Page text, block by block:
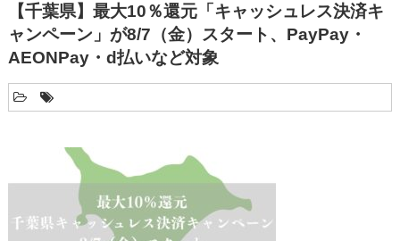
【千葉県】最大10％還元「キャッシュレス決済キ
ャンペーン」が8/7（金）スタート、PayPay・
AEONPay・d払いなど対象